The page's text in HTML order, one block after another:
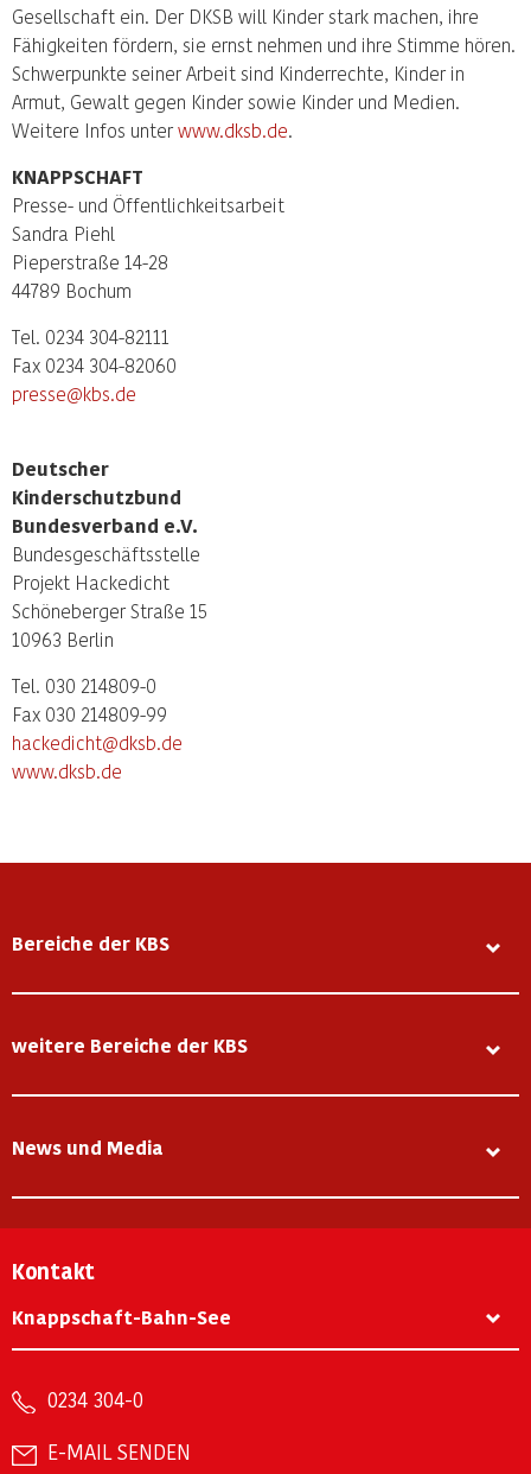
Gesellschaft ein. Der DKSB will Kinder stark machen, ihre
Fähigkeiten fördern, sie ernst nehmen und ihre Stimme hören.
Schwerpunkte seiner Arbeit sind Kinderrechte, Kinder in
Armut, Gewalt gegen Kinder sowie Kinder und Medien.
Weitere Infos unter www.dksb.de.
KNAPPSCHAFT
Presse- und Öffentlichkeitsarbeit
Sandra Piehl
Pieperstraße 14-28
44789 Bochum
Tel. 0234 304-82111
Fax 0234 304-82060
presse@kbs.de
Deutscher
Kinderschutzbund
Bundesverband e.V.
Bundesgeschäftsstelle
Projekt Hackedicht
Schöneberger Straße 15
10963 Berlin
Tel. 030 214809-0
Fax 030 214809-99
hackedicht@dksb.de
www.dksb.de
Bereiche der KBS
weitere Bereiche der KBS
News und Media
Kontakt
Knappschaft-Bahn-See
0234 304-0
E-MAIL SENDEN